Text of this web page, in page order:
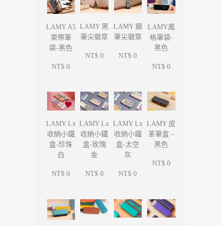
LAMY A5
束帶筆
袋-黑色
NT$ 0
LAMY 黑
筆尖徽章
NT$ 0
LAMY 銀
筆尖徽章
NT$ 0
LAMY風
格筆袋-
黑色
NT$ 0
LAMY Lx
收納小鐵
盒-珍珠
白
NT$ 0
LAMY Lx
收納小鐵
盒-玫瑰
金
NT$ 0
LAMY Lx
收納小鐵
盒-太空
灰
NT$ 0
LAMY 皮
革筆盒 –
黑色
NT$ 0